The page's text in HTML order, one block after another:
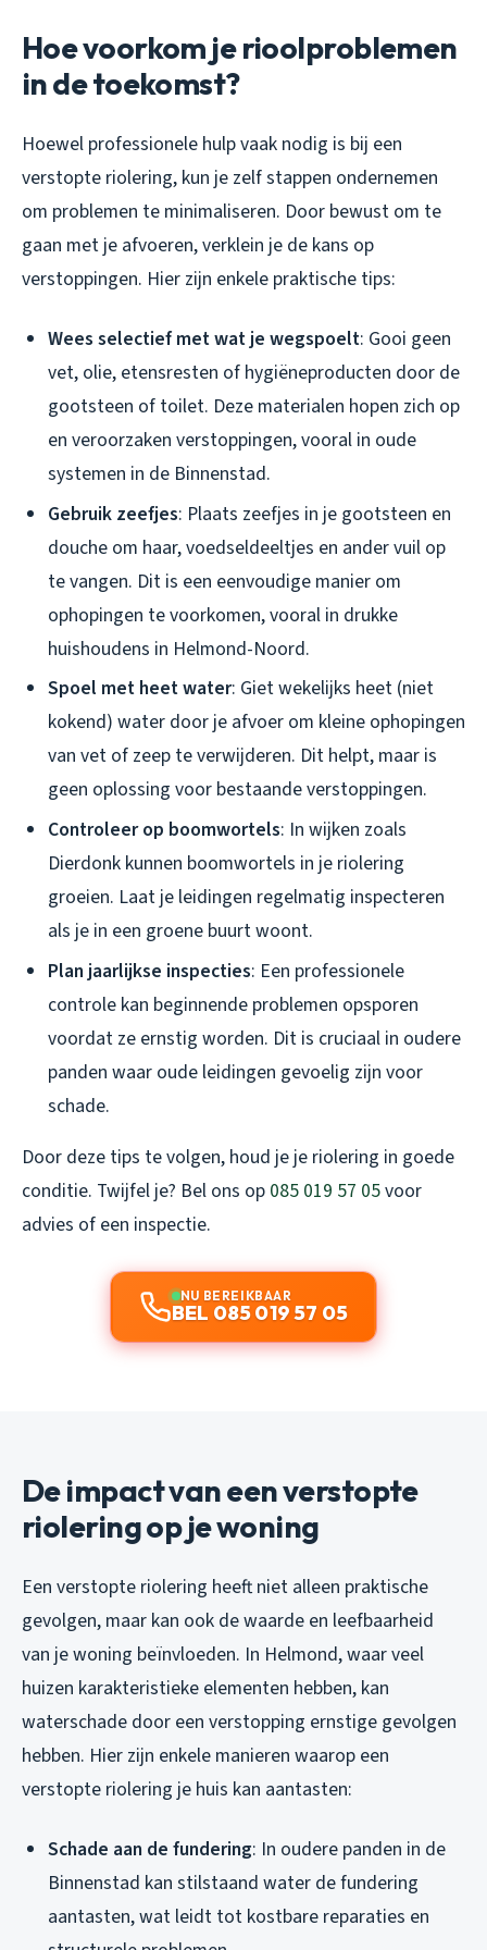
Hoe voorkom je rioolproblemen
in de toekomst?
Hoewel professionele hulp vaak nodig is bij een
verstopte riolering, kun je zelf stappen ondernemen
om problemen te minimaliseren. Door bewust om te
gaan met je afvoeren, verklein je de kans op
verstoppingen. Hier zijn enkele praktische tips:
Wees selectief met wat je wegspoelt: Gooi geen
vet, olie, etensresten of hygiëneproducten door de
gootsteen of toilet. Deze materialen hopen zich op
en veroorzaken verstoppingen, vooral in oude
systemen in de Binnenstad.
Gebruik zeefjes: Plaats zeefjes in je gootsteen en
douche om haar, voedseldeeltjes en ander vuil op
te vangen. Dit is een eenvoudige manier om
ophopingen te voorkomen, vooral in drukke
huishoudens in Helmond-Noord.
Spoel met heet water: Giet wekelijks heet (niet
kokend) water door je afvoer om kleine ophopingen
van vet of zeep te verwijderen. Dit helpt, maar is
geen oplossing voor bestaande verstoppingen.
Controleer op boomwortels: In wijken zoals
Dierdonk kunnen boomwortels in je riolering
groeien. Laat je leidingen regelmatig inspecteren
als je in een groene buurt woont.
Plan jaarlijkse inspecties: Een professionele
controle kan beginnende problemen opsporen
voordat ze ernstig worden. Dit is cruciaal in oudere
panden waar oude leidingen gevoelig zijn voor
schade.
Door deze tips te volgen, houd je je riolering in goede
conditie. Twijfel je? Bel ons op 085 019 57 05voor
advies of een inspectie.
NU BEREIKBAAR
BEL 085 019 57 05
De impact van een verstopte
riolering op je woning
Een verstopte riolering heeft niet alleen praktische
gevolgen, maar kan ook de waarde en leefbaarheid
van je woning beïnvloeden. In Helmond, waar veel
huizen karakteristieke elementen hebben, kan
waterschade door een verstopping ernstige gevolgen
hebben. Hier zijn enkele manieren waarop een
verstopte riolering je huis kan aantasten:
Schade aan de fundering: In oudere panden in de
Binnenstad kan stilstaand water de fundering
aantasten, wat leidt tot kostbare reparaties en